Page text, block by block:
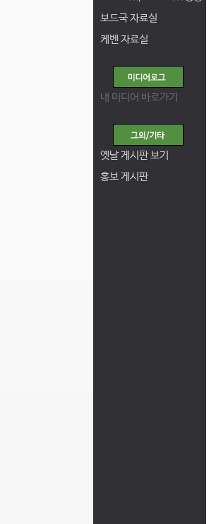
보드국 자료실
케벤 자료실
내 미디어 바로가기
옛날 게시판 보기
홍보 게시판